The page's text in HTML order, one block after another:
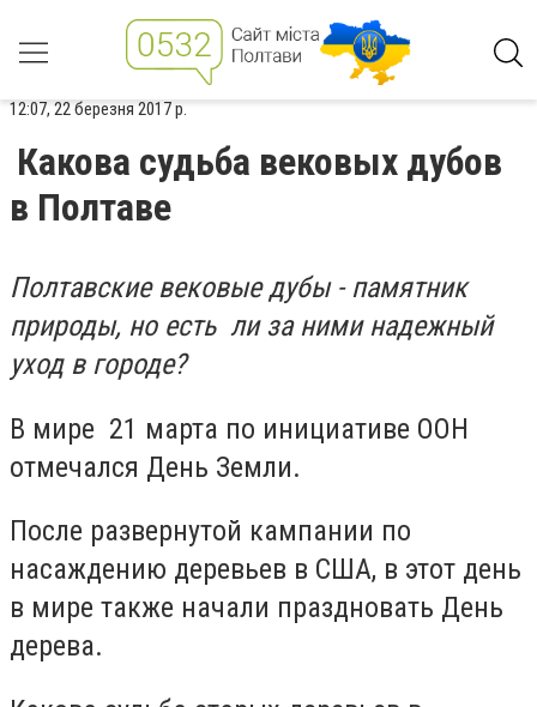
12:07, 22 березня 2017 р.
Какова судьба вековых дубов
в Полтаве
Полтавские вековые дубы - памятник
природы, но есть ли за ними надежный
уход в городе?
В мире 21 марта по инициативе ООН
отмечался День Земли.
После развернутой кампании по
насаждению деревьев в США, в этот день
в мире также начали праздновать День
дерева.